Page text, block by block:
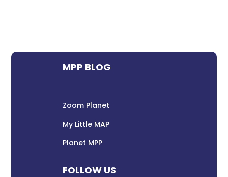
MPP BLOG
Zoom Planet
My Little MAP
Planet MPP
FOLLOW US